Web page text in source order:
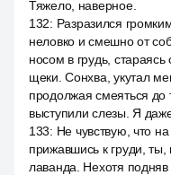
Тяжело, наверное.
132: Разразился
неловко и смешно от
носом в грудь,
щеки. Сонхва, укутал
продолжая смеяться до
выступили слезы. Я
133: Не чувствую, что
прижавшись к груди, ты,
лаванда. Нехотя подняв